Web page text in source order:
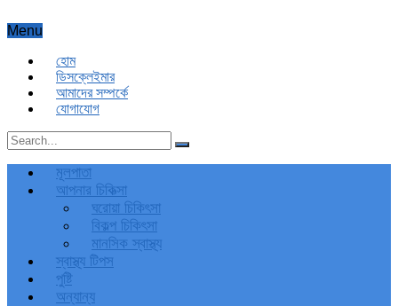
Menu
হোম
ডিসক্লেইমার
আমাদের সম্পর্কে
যোগাযোগ
মূলপাতা
আপনার চিকিত্‍সা
ঘরোয়া চিকিৎসা
বিকল্প চিকিৎসা
মানসিক স্বাস্থ্য
স্বাস্থ্য টিপস
পুষ্টি
অন্যান্য